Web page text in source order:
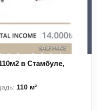
в Стамбуле,
110 м²